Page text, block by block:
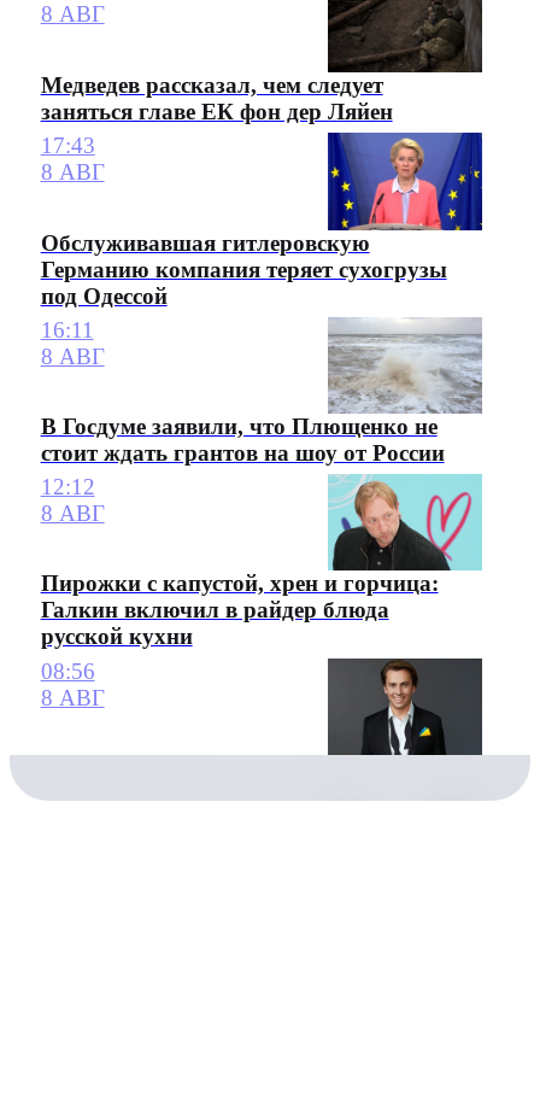
8 АВГ
Медведев рассказал, чем следует
заняться главе ЕК фон дер Ляйен
17:43
8 АВГ
Обслуживавшая гитлеровскую
Германию компания теряет сухогрузы
под Одессой
16:11
8 АВГ
В Госдуме заявили, что Плющенко не
стоит ждать грантов на шоу от России
12:12
8 АВГ
Пирожки с капустой, хрен и горчица:
Галкин включил в райдер блюда
русской кухни
08:56
8 АВГ